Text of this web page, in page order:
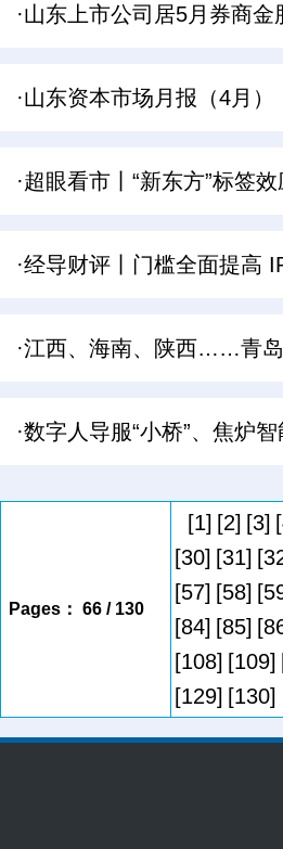
·山东上市公司居5月券商
·山东资本市场月报（4月
·超眼看市丨“新东方”标签
·经导财评丨门槛全面提高
·江西、海南、陕西……青
·数字人导服“小桥”、焦炉
Pages： 66 / 130
[1] [2] [3]
[30] [31]
[57] [58]
[84] [85]
[108] [109]
[129] [130]